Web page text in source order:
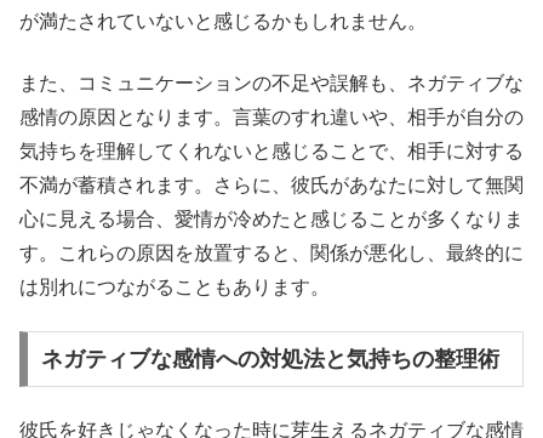
が満たされていないと感じるかもしれません。
また、コミュニケーションの不足や誤解も、ネガティブな
感情の原因となります。言葉のすれ違いや、相手が自分の
気持ちを理解してくれないと感じることで、相手に対する
不満が蓄積されます。さらに、彼氏があなたに対して無関
心に見える場合、愛情が冷めたと感じることが多くなりま
す。これらの原因を放置すると、関係が悪化し、最終的に
は別れにつながることもあります。
ネガティブな感情への対処法と気持ちの整理術
彼氏を好きじゃなくなった時に芽生えるネガティブな感情